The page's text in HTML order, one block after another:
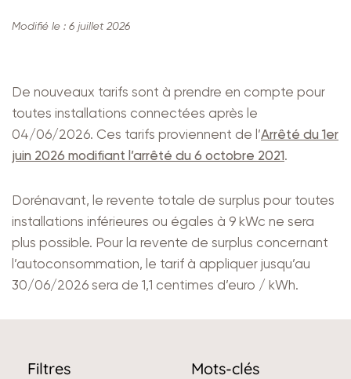
Modifié le : 6 juillet 2026
De nouveaux tarifs sont à prendre en compte pour
toutes installations connectées après le
04/06/2026. Ces tarifs proviennent de l’Arrêté du 1er
juin 2026 modifiant l’arrêté du 6 octobre 2021.
Dorénavant, le revente totale de surplus pour toutes
installations inférieures ou égales à 9 kWc ne sera
plus possible. Pour la revente de surplus concernant
l’autoconsommation, le tarif à appliquer jusqu’au
30/06/2026 sera de 1,1 centimes d’euro / kWh.
Filtres Mots-clés